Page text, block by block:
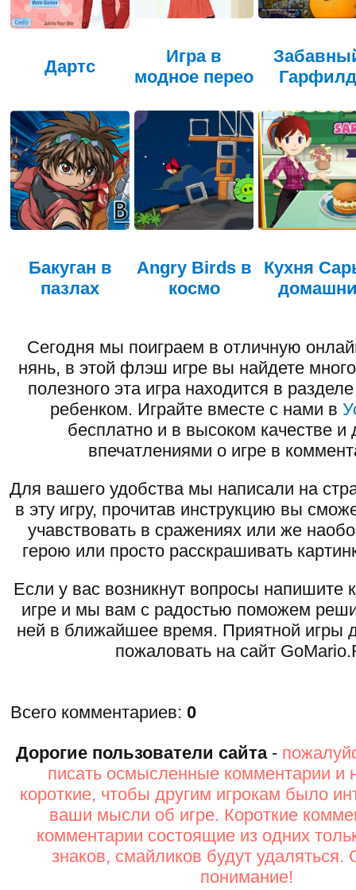
Дартс
Игра в
модное перео
Гарфилд
Бакуган в
пазлах
Angry Birds в
космо
Кухня
Сегодня мы поиграем в отличную
нянь, в этой флэш игре вы найдете
полезного эта игра находится в
ребенком. Играйте вместе с нами в
бесплатно и в высоком качестве и
впечатлениями о игре в
Для вашего удобства мы написали на
в эту игру, прочитав инструкцию вы
учавствовать в сражениях или же
герою или просто расскрашивать
Если у вас возникнут вопросы напишите
игре и мы вам с радостью поможем
ней в ближайшее время. Приятной игры
пожаловать на сайт
Всего комментариев: 0
Дорогие пользователи сайта-
писать осмысленные комментарии и
короткие, чтобы другим игрокам было
ваши мысли об игре. Короткие
комментарии состоящие из одних
знаков, смайликов будут удаляться.
понимание!